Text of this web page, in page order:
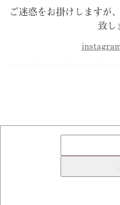
ご迷惑をお掛けしますが
致し